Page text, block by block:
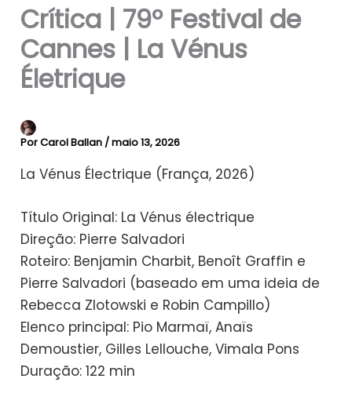
Crítica | 79º Festival de
Cannes | La Vénus
Életrique
PorCarol Ballan /maio 13, 2026
La Vénus Électrique (França, 2026)
Título Original: La Vénus électrique
Direção: Pierre Salvadori
Roteiro: Benjamin Charbit, Benoît Graffin e
Pierre Salvadori (baseado em uma ideia de
Rebecca Zlotowski e Robin Campillo)
Elenco principal: Pio Marmaï, Anaïs
Demoustier, Gilles Lellouche, Vimala Pons
Duração: 122 min